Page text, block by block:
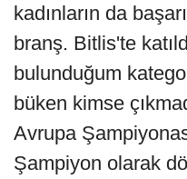
kadınların da
branş. Bitlis'te
bulunduğum
büken kimse
Avrupa
Şampiyon olarak